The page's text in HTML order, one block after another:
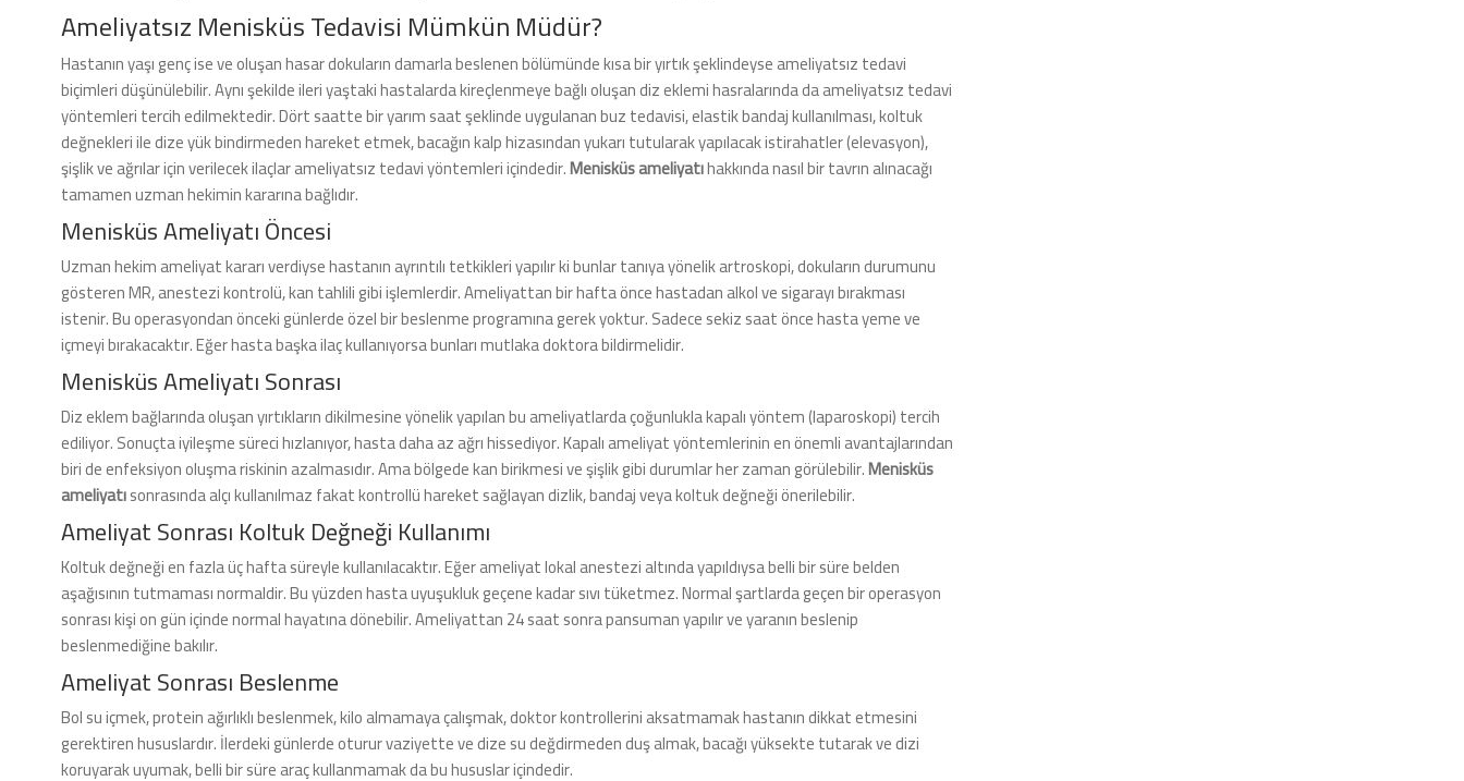
Ameliyatsız Menisküs Tedavisi Mümkün Müdür?
Hastanın yaşı genç ise ve oluşan hasar dokuların damarla beslenen bölümünde kısa bir yırtık şeklindeyse ameliyatsız tedavi
biçimleri düşünülebilir. Aynı şekilde ileri yaştaki hastalarda kireçlenmeye bağlı oluşan diz eklemi hasralarında da ameliyatsız tedavi
yöntemleri tercih edilmektedir. Dört saatte bir yarım saat şeklinde uygulanan buz tedavisi, elastik bandaj kullanılması, koltuk
değnekleri ile dize yük bindirmeden hareket etmek, bacağın kalp hizasından yukarı tutularak yapılacak istirahatler (elevasyon),
şişlik ve ağrılar için verilecek ilaçlar ameliyatsız tedavi yöntemleri içindedir.Menisküs ameliyatıhakkında nasıl bir tavrın alınacağı
tamamen uzman hekimin kararına bağlıdır.
Menisküs Ameliyatı Öncesi
Uzman hekim ameliyat kararı verdiyse hastanın ayrıntılı tetkikleri yapılır ki bunlar tanıya yönelik artroskopi, dokuların durumunu
gösteren MR, anestezi kontrolü, kan tahlili gibi işlemlerdir. Ameliyattan bir hafta önce hastadan alkol ve sigarayı bırakması
istenir. Bu operasyondan önceki günlerde özel bir beslenme programına gerek yoktur. Sadece sekiz saat önce hasta yeme ve
içmeyi bırakacaktır. Eğer hasta başka ilaç kullanıyorsa bunları mutlaka doktora bildirmelidir.
Menisküs Ameliyatı Sonrası
Diz eklem bağlarında oluşan yırtıkların dikilmesine yönelik yapılan bu ameliyatlarda çoğunlukla kapalı yöntem (laparoskopi) tercih
ediliyor. Sonuçta iyileşme süreci hızlanıyor, hasta daha az ağrı hissediyor. Kapalı ameliyat yöntemlerinin en önemli avantajlarından
biri de enfeksiyon oluşma riskinin azalmasıdır. Ama bölgede kan birikmesi ve şişlik gibi durumlar her zaman görülebilir.Menisküs
ameliyatısonrasında alçı kullanılmaz fakat kontrollü hareket sağlayan dizlik, bandaj veya koltuk değneği önerilebilir.
Ameliyat Sonrası Koltuk Değneği Kullanımı
Koltuk değneği en fazla üç hafta süreyle kullanılacaktır. Eğer ameliyat lokal anestezi altında yapıldıysa belli bir süre belden
aşağısının tutmaması normaldir. Bu yüzden hasta uyuşukluk geçene kadar sıvı tüketmez. Normal şartlarda geçen bir operasyon
sonrası kişi on gün içinde normal hayatına dönebilir. Ameliyattan 24 saat sonra pansuman yapılır ve yaranın beslenip
beslenmediğine bakılır.
Ameliyat Sonrası Beslenme
Bol su içmek, protein ağırlıklı beslenmek, kilo almamaya çalışmak, doktor kontrollerini aksatmamak hastanın dikkat etmesini
gerektiren hususlardır. İlerdeki günlerde oturur vaziyette ve dize su değdirmeden duş almak, bacağı yüksekte tutarak ve dizi
koruyarak uyumak, belli bir süre araç kullanmamak da bu hususlar içindedir.